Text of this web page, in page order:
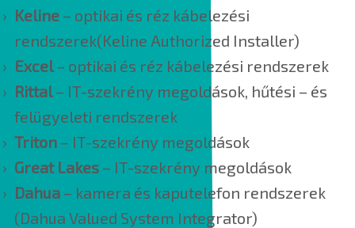
Keline – optikai és réz kábelezési
rendszerek(Keline Authorized Installer)
Excel– optikai és réz kábelezési rendszerek
Rittal– IT-szekrény megoldások, hűtési – és
felügyeleti rendszerek
Triton – IT-szekrény megoldások
Great Lakes – IT-szekrény megoldások
Dahua – kamera és kaputelefon rendszerek
(Dahua Valued System Integrator)